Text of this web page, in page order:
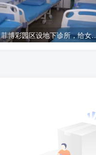
菲博彩园区设地下诊所，给